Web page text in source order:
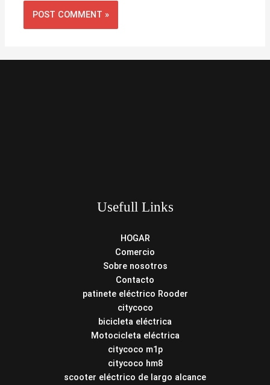
Usefull Links
HOGAR
Comercio
Sobre nosotros
Contacto
patinete eléctrico Rooder
citycoco
bicicleta eléctrica
Motocicleta eléctrica
citycoco m1p
citycoco hm8
scooter eléctrico de largo alcance